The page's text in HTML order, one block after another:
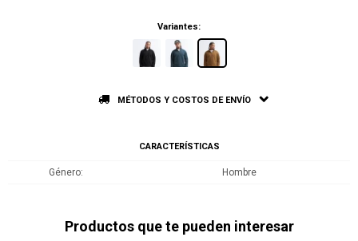
Variantes:
MÉTODOS Y COSTOS DE ENVÍO
CARACTERÍSTICAS
Género Hombre
Productos que te pueden interesar